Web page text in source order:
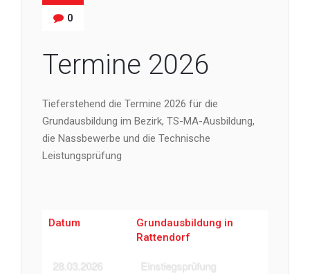
0
Termine 2026
Tieferstehend die Termine 2026 für die
Grundausbildung im Bezirk, TS-MA-Ausbildung,
die Nassbewerbe und die Technische
Leistungsprüfung
Datum
Grundausbildung in
Rattendorf
28.03.2026 Einstiegsprüfung